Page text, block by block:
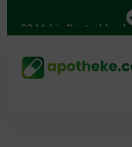
in Deutschland